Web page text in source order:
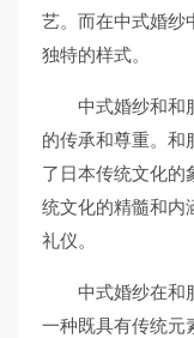
艺。而在中式婚纱
独特的样式。
中式婚纱和和
的传承和尊重。和
了日本传统文化的
统文化的精髓和内
礼仪。
中式婚纱在和
一种既具有传统元